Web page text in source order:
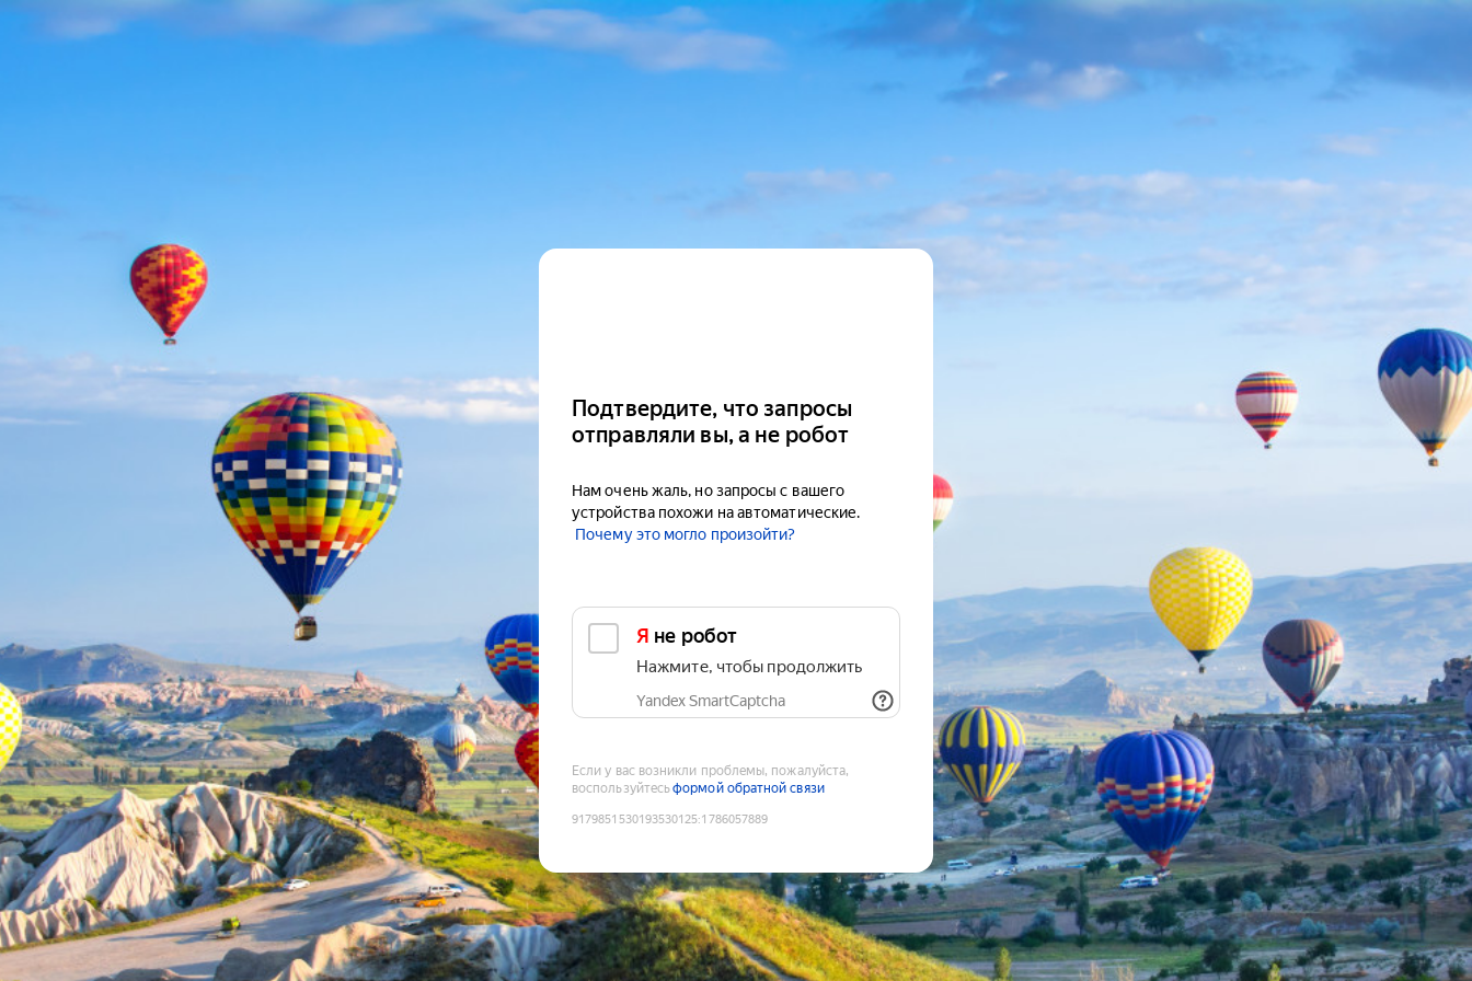
Подтвердите, что запросы
отправляли вы, а не робот
Нам очень жаль, но запросы с вашего
устройства похожи на автоматические.
Почему это могло произойти?
Я не робот
Нажмите, чтобы продолжить
Yandex SmartCaptcha
Если у вас возникли проблемы, пожалуйста,
воспользуйтесьформой обратной связи
9179851530193530125:1786057889